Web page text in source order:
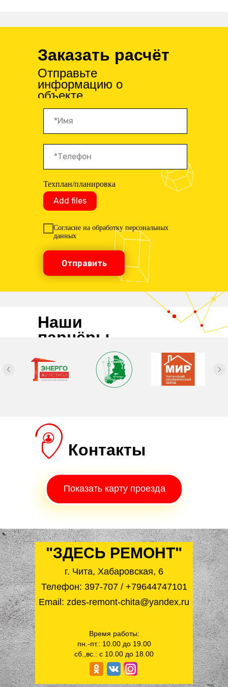
Заказать расчёт
Отправьте
информацию о
объекте
Техплан/планировка
Add files
Согласие на обработку персональных
данных
Отправить
Наши
парнёры
Контакты
Показать карту проезда
"ЗДЕСЬ РЕМОНТ"
Телефон: 397-707/ +79644747101
Время работы:
пн.-пт.: 10.00 до 19.00
сб.,вс.: с 10.00 до 18.00
Email: zdes-remont-chita@yandex.ru
г. Чита, Хабаровская, 6